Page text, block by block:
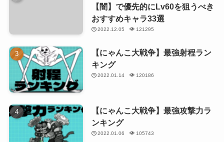
【闇】で優先的にLv60を狙うべき
おすすめキャラ33選
2022.12.05 121295
【にゃんこ大戦争】最強射程ラン
キング
2022.01.14 120186
【にゃんこ大戦争】最強攻撃力ラ
ンキング
2022.01.06 105743